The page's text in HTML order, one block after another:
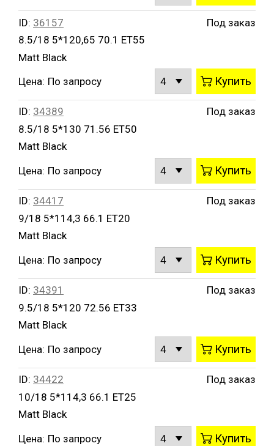
ID: 36157
8.5/18 5*120,65 70.1 ET55
Matt Black
Под заказ
Цена: По запросу Купить
ID: 34389
8.5/18 5*130 71.56 ET50
Matt Black
Под заказ
Цена: По запросу Купить
ID: 34417
9/18 5*114,3 66.1 ET20
Matt Black
Под заказ
Цена: По запросу Купить
ID: 34391
9.5/18 5*120 72.56 ET33
Matt Black
Под заказ
Цена: По запросу Купить
ID: 34422
10/18 5*114,3 66.1 ET25
Matt Black
Под заказ
Цена: По запросу Купить